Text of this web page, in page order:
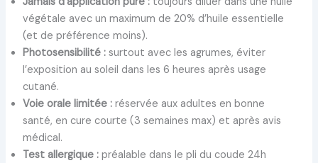
végétale avec un maximum de 20% d’huile essentielle
(et de préférence moins).
Photosensibilité :surtout avec les agrumes, éviter
l’exposition au soleil dans les 6 heures après usage
cutané.
Voie orale limitée :réservée aux adultes en bonne
santé, en cure courte (3 semaines max) et après avis
médical.
Test allergique :préalable dans le pli du coude 24h